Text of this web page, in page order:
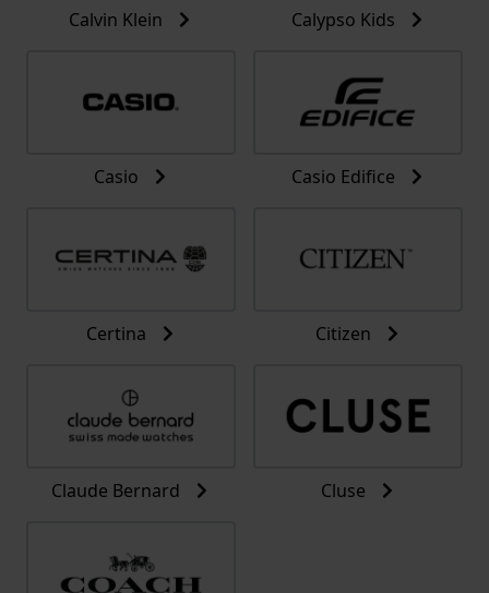
Calvin Klein Calypso Kids
Casio Casio Edifice
Certina Citizen
Claude Bernard Cluse